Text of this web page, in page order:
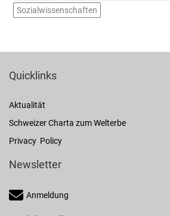
Sozialwissenschaften
Quicklinks
Aktualität
Schweizer Charta zum Welterbe
Privacy Policy
Newsletter
Anmeldung